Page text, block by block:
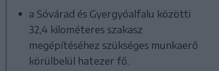
a Sóvárad és Gyergyóalfalu közötti
32,4 kilométeres szakasz
megépítéséhez szükséges munkaerő
körülbelül hatezer fő.